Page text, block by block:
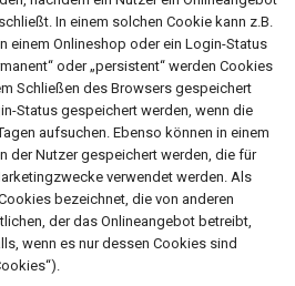
In einem solchen Cookie kann z.B.
einem Onlineshop oder ein Login-Status
oder „persistent“ werden Cookies
Schließen des Browsers gespeichert
Status gespeichert werden, wenn die
aufsuchen. Ebenso können in einem
der Nutzer gespeichert werden, die für
verwendet werden. Als
bezeichnet, die von anderen
der das Onlineangebot betreibt,
wenn es nur dessen Cookies sind